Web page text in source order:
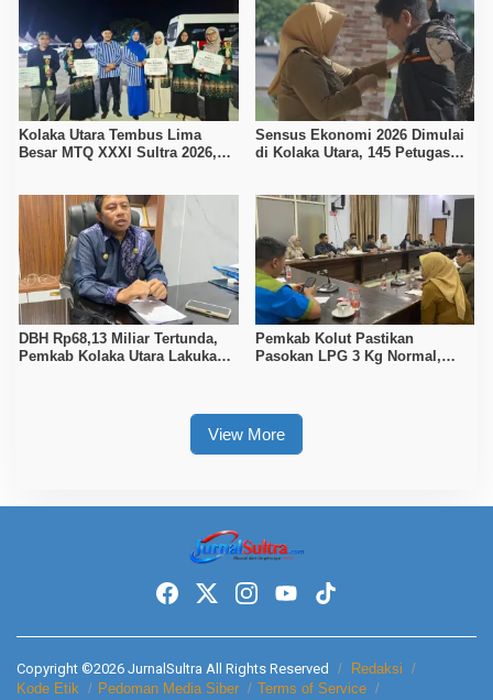
Kolaka Utara Tembus Lima
Besar MTQ XXXI Sultra 2026,
Sensus Ekonomi 2026 Dimulai
di Kolaka Utara, 145 Petugas
DBH Rp68,13 Miliar Tertunda,
Pemkab Kolaka Utara Lakukan
Pemkab Kolut Pastikan
Pasokan LPG 3 Kg Normal,
View More
Copyright ©2026 JurnalSultra All Rights Reserved
Redaksi
Kode Etik
Pedoman Media Siber
Terms of Service